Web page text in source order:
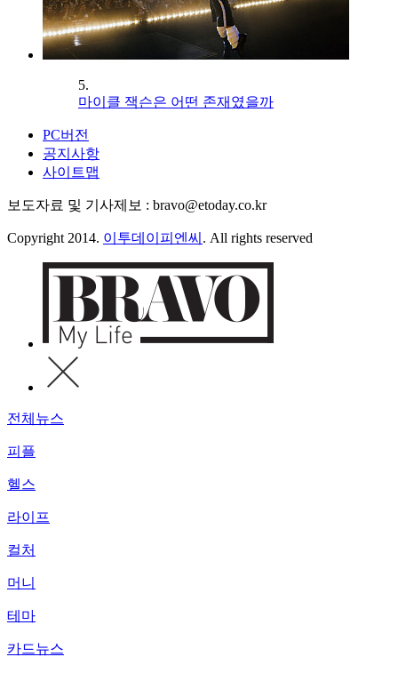
5.
마이클 잭슨은 어떤 존재였을까
PC버전
공지사항
사이트맵
보도자료 및 기사제보 : bravo@etoday.co.kr
Copyright 2014. 이투데이피엔씨 . All rights reserved
전체뉴스
피플
헬스
라이프
컬처
머니
테마
카드뉴스